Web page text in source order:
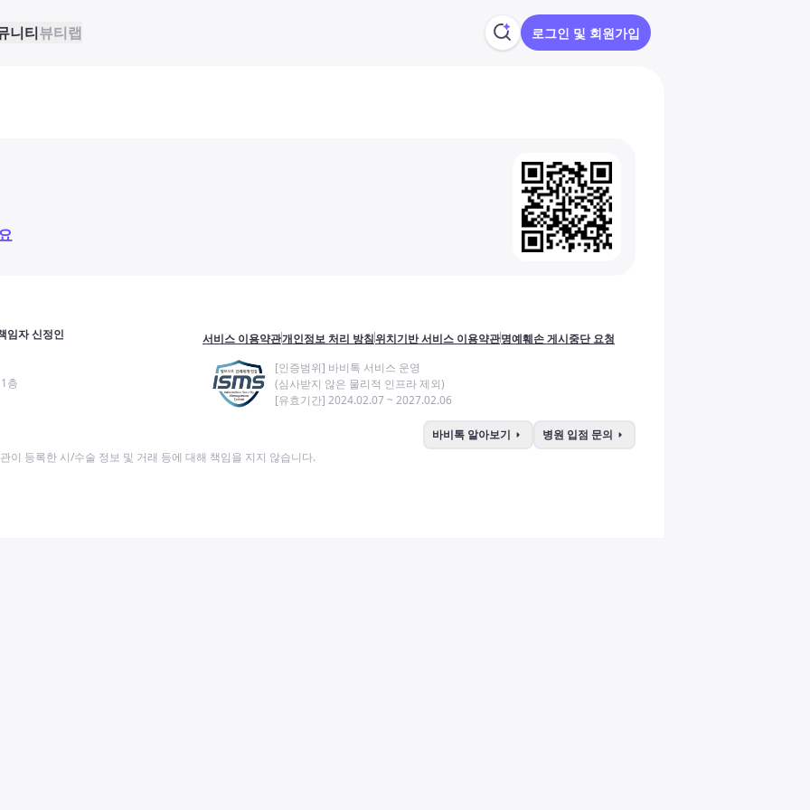
니티뷰티랩 로그인 및 회원가입
임자 신정인
층
서비스 이용약관개인정보 처리 방침위치기반 서비스 이용약관명예훼손 게시중단 요청
[인증범위] 바비톡 서비스 운영
(심사받지 않은 물리적 인프라 제외)
[유효기간] 2024.02.07 ~ 2027.02.06
바비톡 알아보기 arrow_right 병원 입점 문의 arrow_right
이 등록한 시/수술 정보 및 거래 등에 대해 책임을 지지 않습니다.